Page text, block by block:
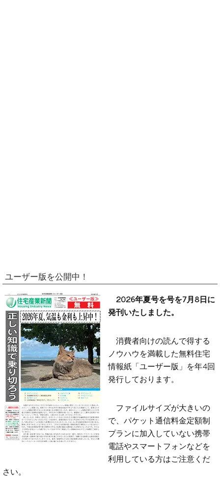
ユーザー版を公開中！
2026年夏号を号を7月8日に
発刊いたしました。
消費者向けの読んで得する
ノウハウを満載した無料住宅
情報紙「ユーザー版」を年4回
発行しております。
ファイルサイズが大きいの
で、パケット通信料金定額制
プランに加入していない携帯
電話やスマートフォンなどを
利用している方はご注意くだ
さい。